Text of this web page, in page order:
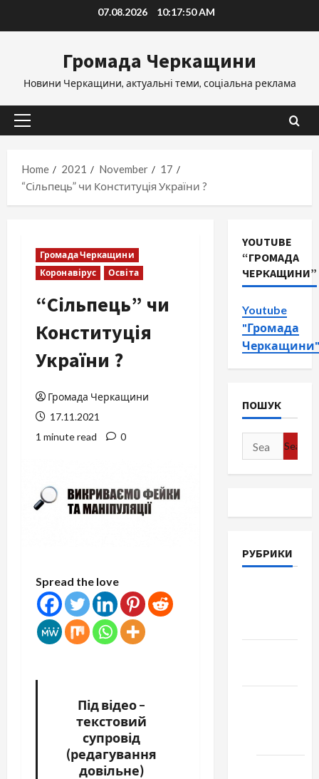
07.08.2026 10:17:52 AM
Громада Черкащини
Новини Черкащини, актуальні теми, соціальна реклама
Primary
Home
2021 November
17
“Сільпець” чи Конституція України ?
Громада Черкащини
Коронавірус
Освіта
“Сільпець” чи
Конституція
України ?
Громада Черкащини
17.11.2021
1 minute read
0
Spread the love
Під відео –
текстовий
супровід
(редагування
довільне)
YOUTUBE
“ГРОМАДА
ЧЕРКАЩИНИ”
Youtube
"Громада
Черкащини"
ПОШУК
Search
for:
РУБРИКИ